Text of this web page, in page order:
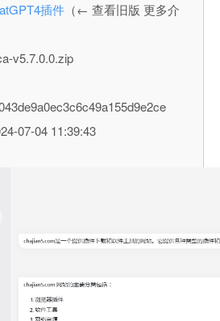
插件 （← 查看旧版 更多介
v5.7.0.0.zip
07-04 11:39:43